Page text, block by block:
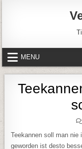
MENU
Teekannen soll man nie
geworden ist desto